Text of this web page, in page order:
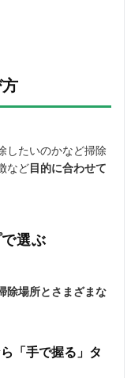
したいのかなど掃除
など目的に合わせて
選ぶ
除場所とさまざまな
「手で握る」タ